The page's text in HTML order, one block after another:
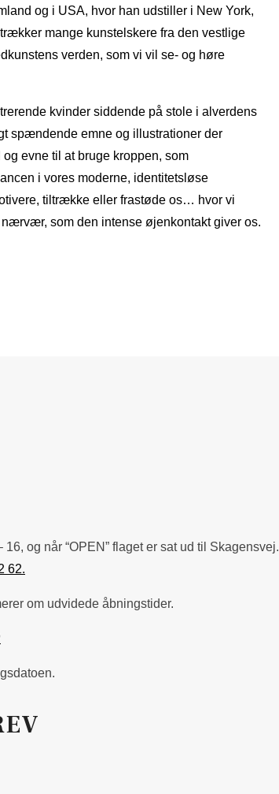
og i USA, hvor han udstiller i New York,
mange kunstelskere fra den vestlige
verden, som vi vil se- og høre
kvinder siddende på stole i alverdens
spændende emne og illustrationer der
evne til at bruge kroppen, som
i vores moderne, identitetsløse
tiltrække eller frastøde os… hvor vi
som den intense øjenkontakt giver os.
og når “OPEN” flaget er sat ud til Skagensvej.
62.
om udvidede åbningstider.